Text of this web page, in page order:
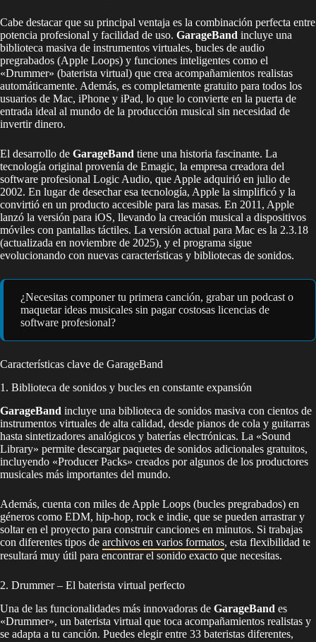
Cabe destacar que su principal ventaja es la combinación perfecta entre
potencia profesional y facilidad de uso. GarageBand incluye una
biblioteca masiva de instrumentos virtuales, bucles de audio
pregrabados (Apple Loops) y funciones inteligentes como el
«Drummer» (baterista virtual) que crea acompañamientos realistas
automáticamente. Además, es completamente gratuito para todos los
usuarios de Mac, iPhone y iPad, lo que lo convierte en la puerta de
entrada ideal al mundo de la producción musical sin necesidad de
invertir dinero.
El desarrollo de GarageBand tiene una historia fascinante. La
tecnología original provenía de Emagic, la empresa creadora del
software profesional Logic Audio, que Apple adquirió en julio de
2002. En lugar de desechar esa tecnología, Apple la simplificó y la
convirtió en un producto accesible para las masas. En 2011, Apple
lanzó la versión para iOS, llevando la creación musical a dispositivos
móviles con pantallas táctiles. La versión actual para Mac es la 2.3.18
(actualizada en noviembre de 2025), y el programa sigue
evolucionando con nuevas características y bibliotecas de sonidos.
¿Necesitas componer tu primera canción, grabar un podcast o
maquetar ideas musicales sin pagar costosas licencias de
software profesional?
Características clave de GarageBand
1. Biblioteca de sonidos y bucles en constante expansión
GarageBand incluye una biblioteca de sonidos masiva con cientos de
instrumentos virtuales de alta calidad, desde pianos de cola y guitarras
hasta sintetizadores analógicos y baterías electrónicas. La «Sound
Library» permite descargar paquetes de sonidos adicionales gratuitos,
incluyendo «Producer Packs» creados por algunos de los productores
musicales más importantes del mundo.
Además, cuenta con miles de Apple Loops (bucles pregrabados) en
géneros como EDM, hip-hop, rock e indie, que se pueden arrastrar y
soltar en el proyecto para construir canciones en minutos. Si trabajas
con diferentes tipos de archivos en varios formatos, esta flexibilidad te
resultará muy útil para encontrar el sonido exacto que necesitas.
2. Drummer – El baterista virtual perfecto
Una de las funcionalidades más innovadoras de GarageBand es
«Drummer», un baterista virtual que toca acompañamientos realistas y
se adapta a tu canción. Puedes elegir entre 33 bateristas diferentes,